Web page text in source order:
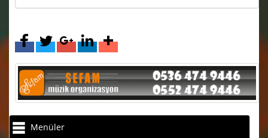
Menüler